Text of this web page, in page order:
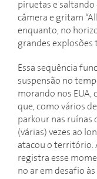
piruetas e saltando
câmera e gritam
enquanto, no
grandes explosões
Essa sequência
suspensão no
morando nos EUA,
que, como vários
parkour nas ruínas
(várias) vezes ao
atacou o território.
registra esse
no ar em desafio